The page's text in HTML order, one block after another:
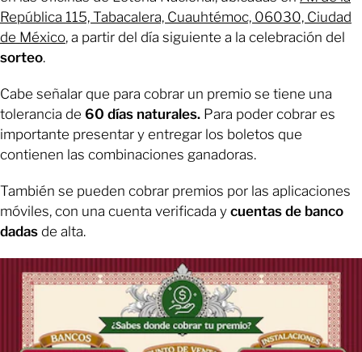
República 115, Tabacalera, Cuauhtémoc, 06030, Ciudad
de México, a partir del día siguiente a la celebración del
sorteo.
Cabe señalar que para cobrar un premio se tiene una
tolerancia de 60 días naturales. Para poder cobrar es
importante presentar y entregar los boletos que
contienen las combinaciones ganadoras.
También se pueden cobrar premios por las aplicaciones
móviles, con una cuenta verificada y cuentas de banco
dadas de alta.